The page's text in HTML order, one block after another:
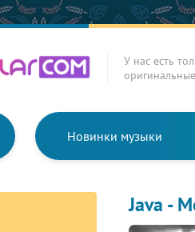
У нас есть
Новинки музыки
Java -